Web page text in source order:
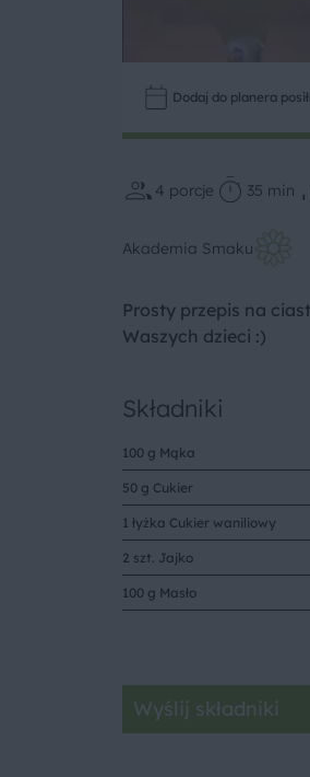
Dodaj do planera
4 porcje 35 min
Akademia Smaku
Prosty przepis na
Waszych dzieci :)
Składniki
100 g Mąka
50 g Cukier
1 łyżka Cukier waniliowy
2 szt. Jajko
100 g Masło
Wyślij składniki